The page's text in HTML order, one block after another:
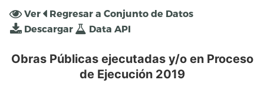
Solapas principales
Ver (solapa
activa)
Regresar a Conjunto de Datos
Descargar
Data API
Obras Públicas ejecutadas y/o en Proceso
de Ejecución 2019